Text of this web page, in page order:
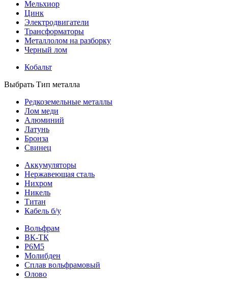
Мельхиор
Цинк
Электродвигатели
Трансформаторы
Металлолом на разборку
Черный лом
Кобальт
Выбрать Тип металла
Редкоземельные металлы
Лом меди
Алюминий
Латунь
Бронза
Свинец
Аккумуляторы
Нержавеющая сталь
Нихром
Никель
Титан
Кабель б/у
Вольфрам
ВК-ТК
Р6М5
Молибден
Сплав вольфрамовый
Олово